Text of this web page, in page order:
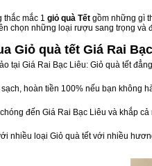
thắc mắc 1 giỏ quà Tết gồm những gì
chọn những loại rượu sang trọng và
Giỏ quà tết Giá Rai
tại Giá Rai Bạc Liêu: Giỏ quà tết
hoàn tiền 100% nếu bạn không
đến Giá Rai Bạc Liêu và khắp
nhiều loại Giỏ quà tết với nhiều